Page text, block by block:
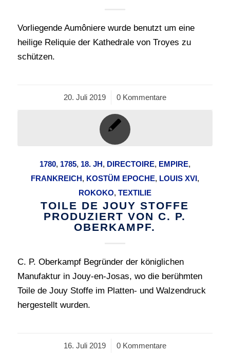
Vorliegende Aumôniere wurde benutzt um eine
heilige Reliquie der Kathedrale von Troyes zu
schützen.
20. Juli 2019
/ 0 Kommentare
1780, 1785, 18. JH, DIRECTOIRE, EMPIRE,
FRANKREICH, KOSTÜM EPOCHE, LOUIS XVI,
ROKOKO, TEXTILIE
TOILE DE JOUY STOFFE
PRODUZIERT VON C. P.
OBERKAMPF.
C. P. Oberkampf Begründer der königlichen
Manufaktur in Jouy-en-Josas, wo die berühmten
Toile de Jouy Stoffe im Platten- und Walzendruck
hergestellt wurden.
16. Juli 2019
/ 0 Kommentare